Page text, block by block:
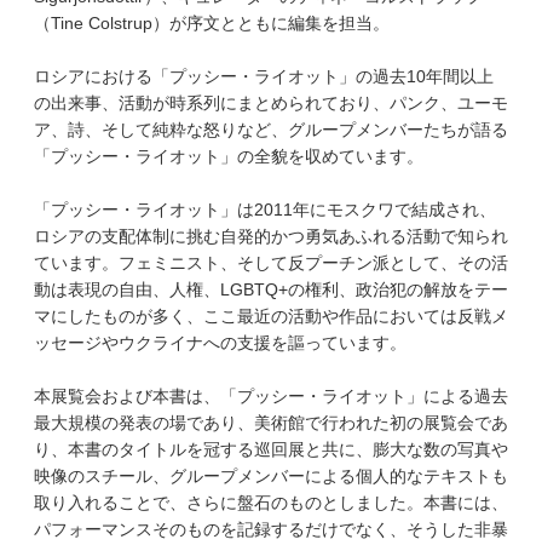
（Tine Colstrup）が序文とともに編集を担当。
ロシアにおける「プッシー・ライオット」の過去10年間以上
の出来事、活動が時系列にまとめられており、パンク、ユーモ
ア、詩、そして純粋な怒りなど、グループメンバーたちが語る
「プッシー・ライオット」の全貌を収めています。
「プッシー・ライオット」は2011年にモスクワで結成され、
ロシアの支配体制に挑む自発的かつ勇気あふれる活動で知られ
ています。フェミニスト、そして反プーチン派として、その活
動は表現の自由、人権、LGBTQ+の権利、政治犯の解放をテー
マにしたものが多く、ここ最近の活動や作品においては反戦メ
ッセージやウクライナへの支援を謳っています。
本展覧会および本書は、「プッシー・ライオット」による過去
最大規模の発表の場であり、美術館で行われた初の展覧会であ
り、本書のタイトルを冠する巡回展と共に、膨大な数の写真や
映像のスチール、グループメンバーによる個人的なテキストも
取り入れることで、さらに盤石のものとしました。本書には、
パフォーマンスそのものを記録するだけでなく、そうした非暴